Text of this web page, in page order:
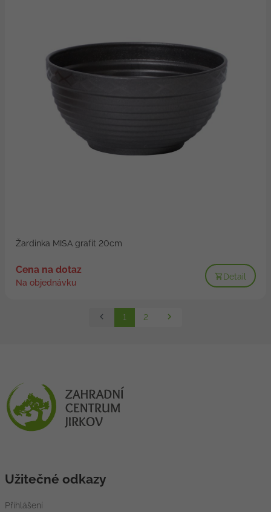
Žardinka MISA grafit 20cm
Cena na dotaz
Na objednávku
Detail
1 2
Užitečné odkazy
Přihlášení